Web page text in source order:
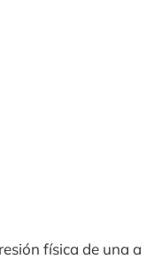
física de una a